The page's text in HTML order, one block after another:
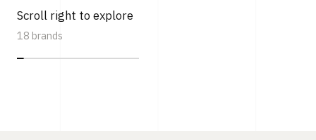
Scroll right to explore
18 brands